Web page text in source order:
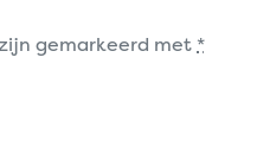
gemarkeerd met *